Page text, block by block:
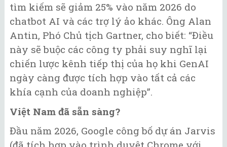
tìm kiếm sẽ giảm 25% vào năm 2026 do
chatbot AI và các trợ lý ảo khác. Ông Alan
Antin, Phó Chủ tịch Gartner, cho biết: “Điều
này sẽ buộc các công ty phải suy nghĩ lại
chiến lược kênh tiếp thị của họ khi GenAI
ngày càng được tích hợp vào tất cả các
khía cạnh của doanh nghiệp”.
Việt Nam đã sẵn sàng?
Đầu năm 2026, Google công bố dự án Jarvis